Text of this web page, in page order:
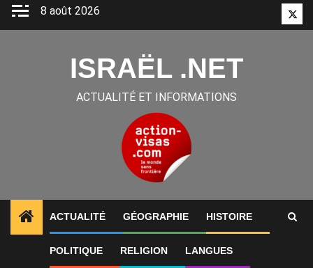
Aller
8 août 2026
ISRAËL .NET
ACTUALITÉ ET INFORMATIONS
ACTUALITÉ GÉOGRAPHIE HISTOIRE
POLITIQUE RELIGION LANGUES
International